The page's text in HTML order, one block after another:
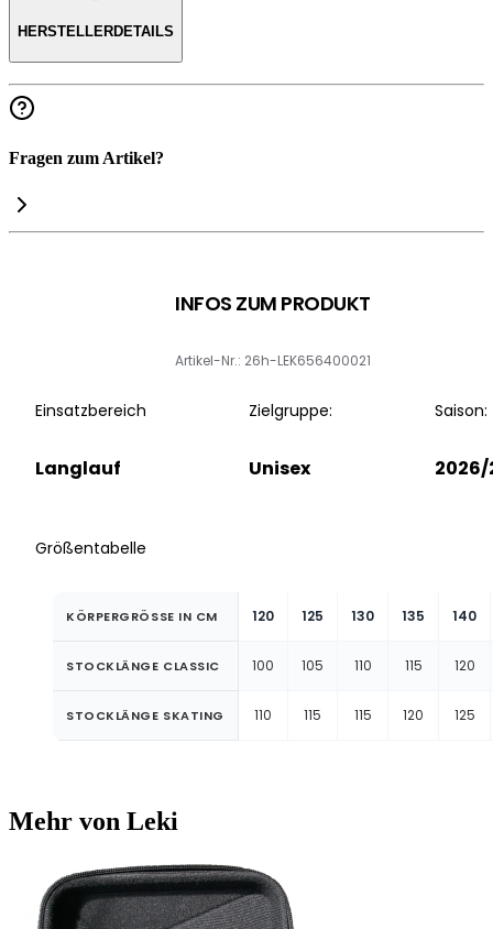
HERSTELLERDETAILS
Fragen zum Artikel?
INFOS ZUM PRODUKT
Artikel-Nr.: 26h-LEK656400021
Einsatzbereich
Langlauf
Zielgruppe:
Unisex
Saison:
2026/
Größentabelle
KÖRPERGRÖSSE IN CM 120 125 130 135 140
STOCKLÄNGE CLASSIC 100 105 110 115 120
STOCKLÄNGE SKATING 110 115 115 120 125
Mehr von Leki